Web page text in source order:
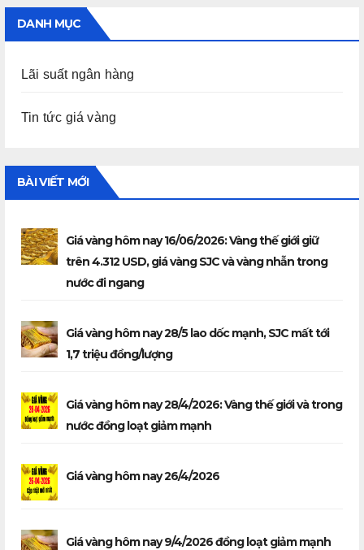
DANH MỤC
Lãi suất ngân hàng
Tin tức giá vàng
BÀI VIẾT MỚI
Giá vàng hôm nay 16/06/2026: Vàng thế giới giữ
trên 4.312 USD, giá vàng SJC và vàng nhẫn trong
nước đi ngang
Giá vàng hôm nay 28/5 lao dốc mạnh, SJC mất tới
1,7 triệu đồng/lượng
Giá vàng hôm nay 28/4/2026: Vàng thế giới và trong
nước đồng loạt giảm mạnh
Giá vàng hôm nay 26/4/2026
Giá vàng hôm nay 9/4/2026 đồng loạt giảm mạnh